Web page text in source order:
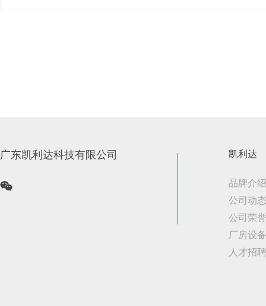
广东凯利达科技有限公司 凯利达
品牌介绍
公司动态
公司荣誉
厂房设备
人才招聘